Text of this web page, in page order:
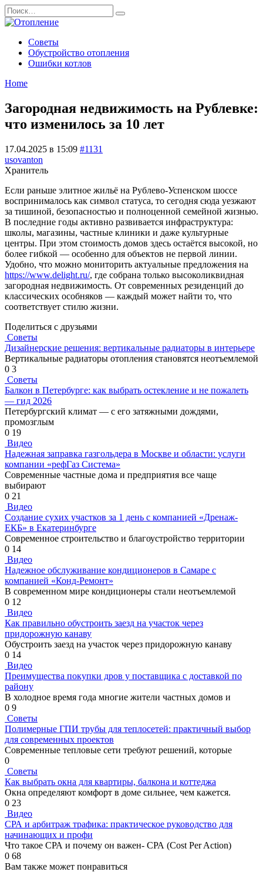
Перейти
к
Search
for:
Советы
Обустройство отопления
Ошибки котлов
Home
Загородная недвижимость на Рублевке:
что изменилось за 10 лет
17.04.2025 в 15:09 #1131
usovanton
Хранитель
Если раньше элитное жильё на Рублево-Успенском шоссе
воспринималось как символ статуса, то сегодня сюда уезжают
за тишиной, безопасностью и полноценной семейной жизнью.
В последние годы активно развивается инфраструктура:
школы, магазины, частные клиники и даже культурные
центры. При этом стоимость домов здесь остаётся высокой, но
более гибкой — особенно для объектов не первой линии.
Удобно, что можно мониторить актуальные предложения на
https://www.delight.ru/, где собрана только высоколиквидная
загородная недвижимость. От современных резиденций до
классических особняков — каждый может найти то, что
соответствует стилю жизни.
Поделиться с друзьями
Советы
Дизайнерские решения: вертикальные радиаторы в интерьере
Вертикальные радиаторы отопления становятся неотъемлемой
0 3
Советы
Балкон в Петербурге: как выбрать остекление и не пожалеть
— гид 2026
Петербургский климат — с его затяжными дождями,
промозглым
0 19
Видео
Надежная заправка газгольдера в Москве и области: услуги
компании «рефГаз Система»
Современные частные дома и предприятия все чаще
выбирают
0 21
Видео
Создание сухих участков за 1 день с компанией «Дренаж-
ЕКБ» в Екатеринбурге
Современное строительство и благоустройство территории
0 14
Видео
Надежное обслуживание кондиционеров в Самаре с
компанией «Конд-Ремонт»
В современном мире кондиционеры стали неотъемлемой
0 12
Видео
Как правильно обустроить заезд на участок через
придорожную канаву
Обустроить заезд на участок через придорожную канаву
0 14
Видео
Преимущества покупки дров у поставщика с доставкой по
району
В холодное время года многие жители частных домов и
0 9
Советы
Полимерные ГПИ трубы для теплосетей: практичный выбор
для современных проектов
Современные тепловые сети требуют решений, которые
0
Советы
Как выбрать окна для квартиры, балкона и коттеджа
Окна определяют комфорт в доме сильнее, чем кажется.
0 23
Видео
СРА и арбитраж трафика: практическое руководство для
начинающих и профи
Что такое СРА и почему он важен- СРА (Cost Per Action)
0 68
Вам также может понравиться